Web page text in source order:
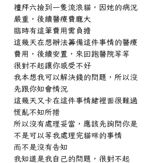
禮拜六撿到一隻流浪貓，因她的病況
嚴重，後續醫療費龐大
臨時有這筆費用需負擔
這幾天在想辦法籌備這件事情的醫療
費用，後續安置，來回跑醫院等等
很對不起讓你感受不好
我本想我可以解決錢的問題，所以沒
先跟你知會情況
這幾天又卡在這件事情緒裡面很難過
慌亂不知所措
所以沒有處理妥當，應該先詢問你是
不是可以等我處理完貓咪的事情
而不是沒有告知
我知道是我自己的問題，很對不起